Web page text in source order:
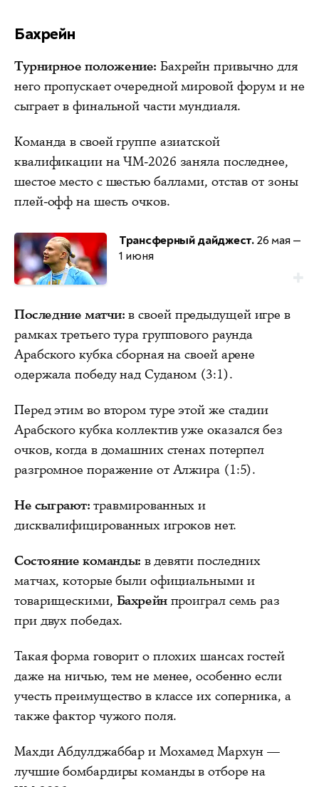
Бахрейн
Турнирное положение: Бахрейн привычно для
него пропускает очередной мировой форум и не
сыграет в финальной части мундиаля.
Команда в своей группе азиатской
квалификации на ЧМ-2026 заняла последнее,
шестое место с шестью баллами, отстав от зоны
плей-офф на шесть очков.
Трансферный дайджест.26 мая —
1 июня
Последние матчи: в своей предыдущей игре в
рамках третьего тура группового раунда
Арабского кубка сборная на своей арене
одержала победу над Суданом (3:1).
Перед этим во втором туре этой же стадии
Арабского кубка коллектив уже оказался без
очков, когда в домашних стенах потерпел
разгромное поражение от Алжира (1:5).
Не сыграют: травмированных и
дисквалифицированных игроков нет.
Состояние команды: в девяти последних
матчах, которые были официальными и
товарищескими, Бахрейнпроиграл семь раз
при двух победах.
Такая форма говорит о плохих шансах гостей
даже на ничью, тем не менее, особенно если
учесть преимущество в классе их соперника, а
также фактор чужого поля.
Махди Абдулджаббар и Мохамед Мархун —
лучшие бомбардиры команды в отборе на